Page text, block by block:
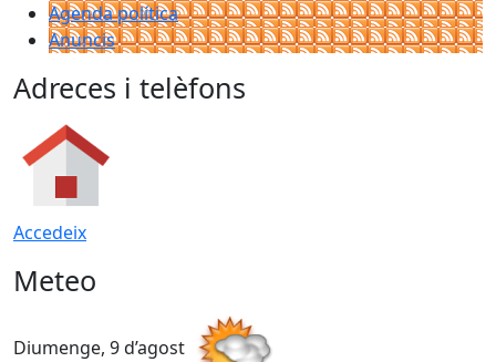
Agenda política
Anuncis
Adreces i telèfons
Accedeix
Meteo
Diumenge, 9 d’agost